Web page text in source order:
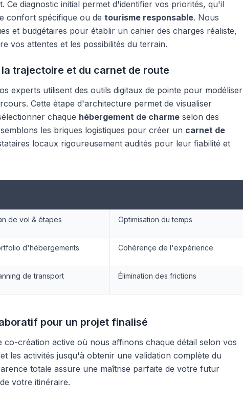
Ce diagnostic initial permet d'identifier vos priorités, qu'il
confort spécifique ou de tourisme responsable. Nous
et budgétaires pour établir un cahier des charges réaliste,
vos attentes et les possibilités du terrain.
trajectoire et du carnet de route
experts utilisent des outils digitaux de pointe pour modéliser
Cette étape d'architecture permet de visualiser
chaque hébergement de charme selon des
les briques logistiques pour créer un carnet de
locaux rigoureusement audités pour leur fiabilité et
de vol & étapes Optimisation du temps
d'hébergements Cohérençe de l'expérience
de transport Élimination des frictions
pour un projet finalisé
co-création active où nous affinons chaque détail selon vos
les activités jusqu'à obtenir une validation complète du
totale assure une maîtrise parfaite de votre futur
votre itinéraire.